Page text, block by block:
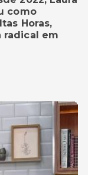
como
Horas,
radical em